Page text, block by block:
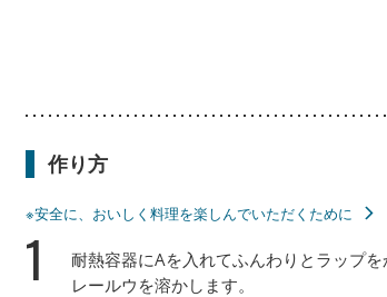
作り方
※安全に、おいしく料理を楽しんでいただくために
1
耐熱容器にAを入れてふんわりとラップ
レールウを溶かします。